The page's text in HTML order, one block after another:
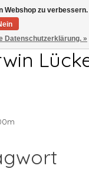
Webshop zu verbessern.
Datenschutzerklärung. »